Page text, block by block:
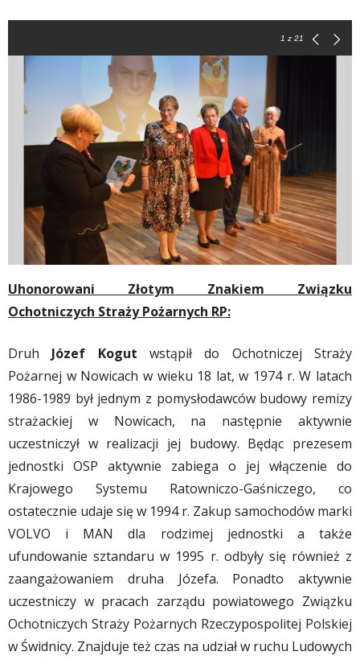
1 z 21
Uhonorowani Złotym Znakiem Związku
Ochotniczych Straży Pożarnych RP:
Druh Józef Kogut wstąpił do Ochotniczej Straży
Pożarnej w Nowicach w wieku 18 lat, w 1974 r. W latach
1986-1989 był jednym z pomysłodawców budowy remizy
strażackiej w Nowicach, na następnie aktywnie
uczestniczył w realizacji jej budowy. Będąc prezesem
jednostki OSP aktywnie zabiega o jej włączenie do
Krajowego Systemu Ratowniczo-Gaśniczego, co
ostatecznie udaje się w 1994 r. Zakup samochodów marki
VOLVO i MAN dla rodzimej jednostki a także
ufundowanie sztandaru w 1995 r. odbyły się również z
zaangażowaniem druha Józefa. Ponadto aktywnie
uczestniczy w pracach zarządu powiatowego Związku
Ochotniczych Straży Pożarnych Rzeczypospolitej Polskiej
w Świdnicy. Znajduje też czas na udział w ruchu Ludowych